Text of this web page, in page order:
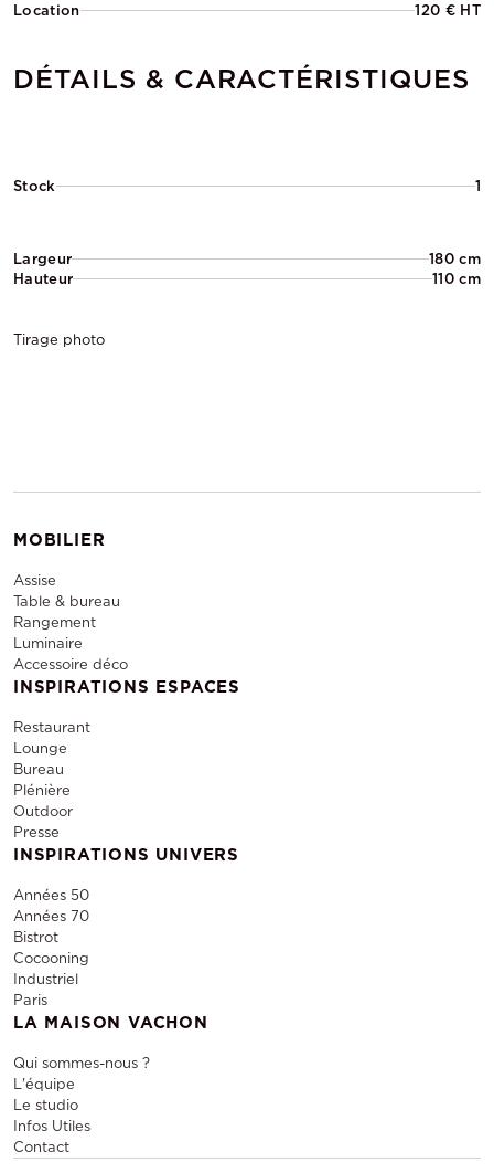
Location
120 € HT
DÉTAILS & CARACTÉRISTIQUES
Stock 1
Largeur
180 cm
Hauteur
110 cm
Tirage photo
MOBILIER
Assise
Table & bureau
Rangement
Luminaire
Accessoire déco
INSPIRATIONS ESPACES
Restaurant
Lounge
Bureau
Plénière
Outdoor
Presse
INSPIRATIONS UNIVERS
Années 50
Années 70
Bistrot
Cocooning
Industriel
Paris
LA MAISON VACHON
Qui sommes-nous ?
L'équipe
Le studio
Infos Utiles
Contact